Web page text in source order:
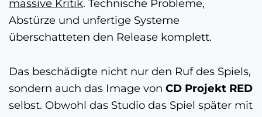
massive Kritik. Technische Probleme,
Abstürze und unfertige Systeme
überschatteten den Release komplett.
Das beschädigte nicht nur den Ruf des Spiels,
sondern auch das Image von CD Projekt RED
selbst. Obwohl das Studio das Spiel später mit